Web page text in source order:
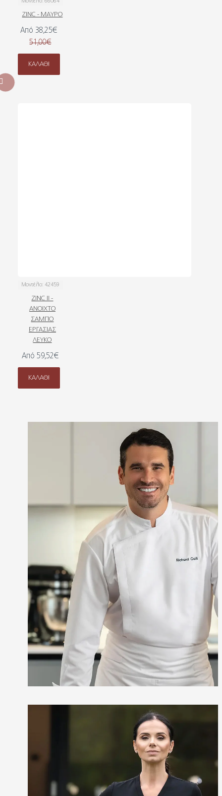
ZINC - ΜΑΥΡΟ
Από 38,25€
51,00€
ΚΑΛΆΘΙ
Μοντέλο: 42459
ZINC II -
ΑΝΟΙΧΤΟ
ΣΑΜΠΟ
ΕΡΓΑΣΙΑΣ
ΛΕΥΚΟ
Από 59,52€
ΚΑΛΆΘΙ